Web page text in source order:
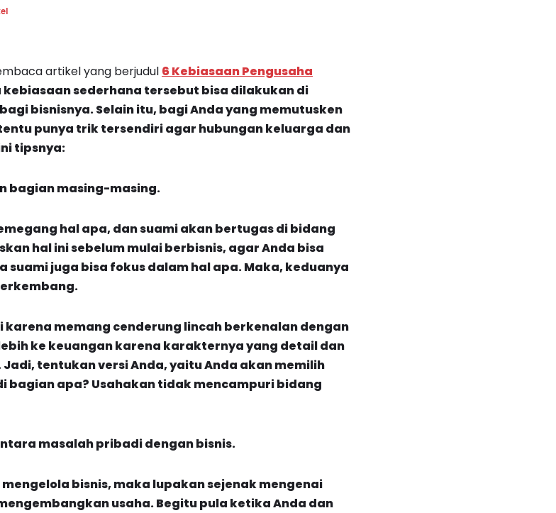
artikel yang berjudul 6 Kebiasaan Pengusaha
kebiasaan sederhana tersebut bisa dilakukan di
bisnisnya. Selain itu, bagi Anda yang memutusken
punya trik tersendiri agar hubungan keluarga dan
tipsnya:
bagian masing-masing.
hal apa, dan suami akan bertugas di bidang
hal ini sebelum mulai berbisnis, agar Anda bisa
suami juga bisa fokus dalam hal apa. Maka, keduanya
karena memang cenderung lincah berkenalan dengan
ke keuangan karena karakternya yang detail dan
tentukan versi Anda, yaitu Anda akan memilih
bagian apa? Usahakan tidak mencampuri bidang
masalah pribadi dengan bisnis.
bisnis, maka lupakan sejenak mengenai
usaha. Begitu pula ketika Anda dan